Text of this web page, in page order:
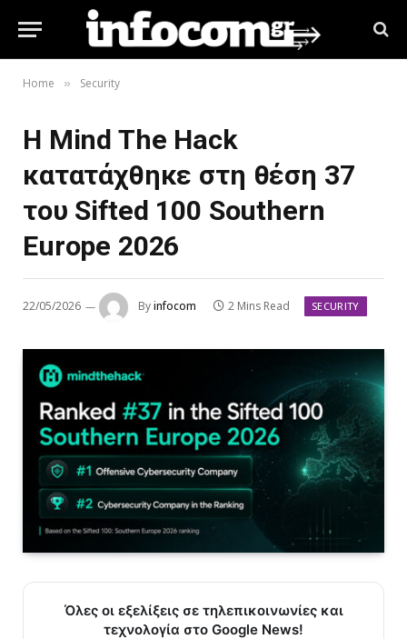
Home » Security
Η Mind The Hack
κατατάχθηκε στη θέση 37
του Sifted 100 Southern
Europe 2026
22/05/2026 Byinfocom 2 Mins Read SECURITY
Όλες οι εξελίξεις σε τηλεπικοινωνίες και
τεχνολογία στο Google News!